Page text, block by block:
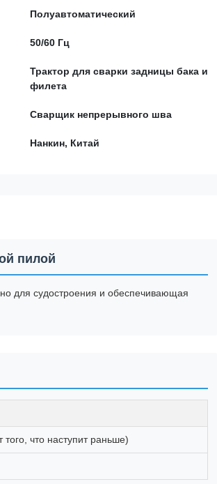
Полуавтоматический
50/60 Гц
Трактор для сварки задницы бака и
филета
Сварщик непрерывного шва
Нанкин, Китай
пилой
для судостроения и обеспечивающая
что наступит раньше)